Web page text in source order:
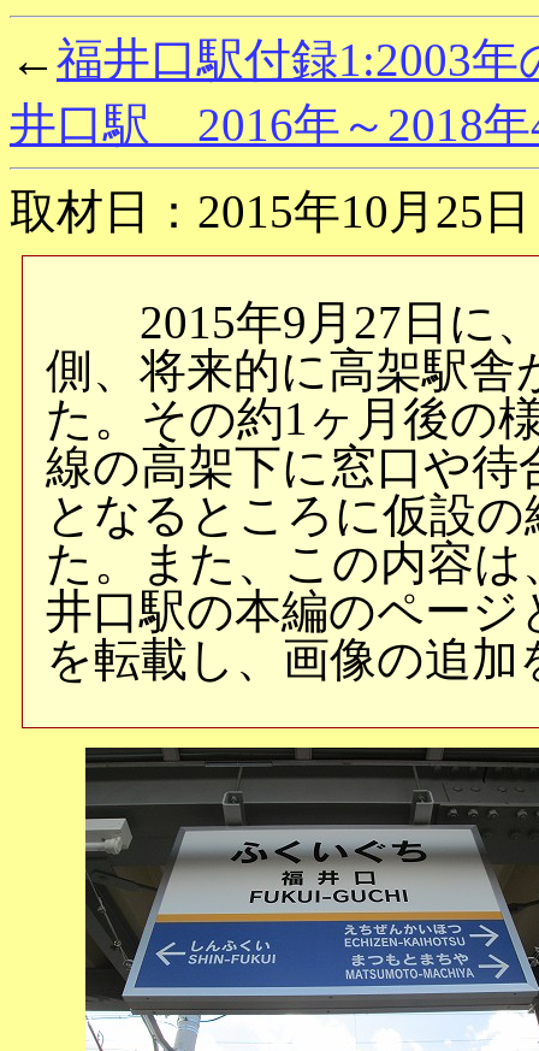
←福井口駅付録1:2003年
井口駅 2016年～2018
取材日：2015年10月25日
2015年9月27日に、
側、将来的に高架駅
た。その約1ヶ月後の
線の高架下に窓口や待
となるところに仮設
た。また、この内容は
井口駅の本編のペー
を転載し、画像の追